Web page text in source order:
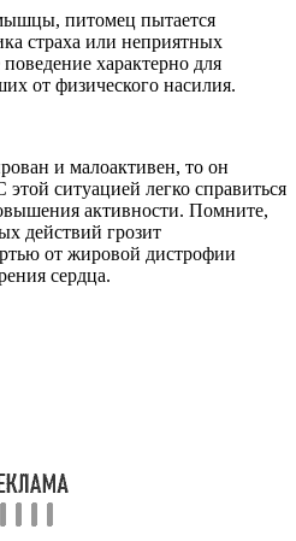
питомец пытается
страха или неприятных
характерно для
от физического насилия.
и малоактивен, то он
этой ситуацией легко справиться
активности. Помните,
действий грозит
от жировой дистрофии
сердца.